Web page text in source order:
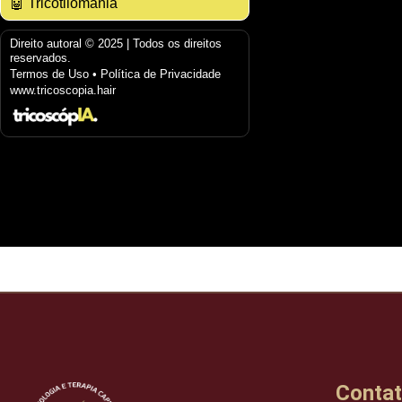
🤖 Tricotilomania
Direito autoral © 2025 | Todos os direitos
reservados.
Termos de Uso • Política de Privacidade
www.tricoscopia.hair​